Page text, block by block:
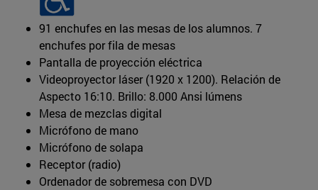
91 enchufes en las mesas de los alumnos. 7
enchufes por fila de mesas
Pantalla de proyección eléctrica
Videoproyector láser (1920 x 1200). Relación de
Aspecto 16:10. Brillo: 8.000 Ansi lúmens
Mesa de mezclas digital
Micrófono de mano
Micrófono de solapa
Receptor (radio)
Ordenador de sobremesa con DVD